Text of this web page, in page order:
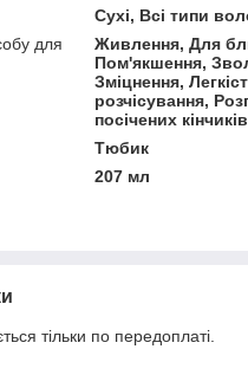
Сухі, Всі типи
для
Живлення, Для
Пом'якшення,
Зміцнення,
розчісування,
посічених кінчиків
Тюбик
207 мл
тільки по передоплаті.